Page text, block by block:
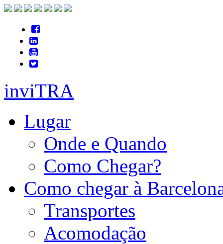
inviTRA
Lugar
Onde e Quando
Como Chegar?
Como chegar à
Transportes
Acomodação